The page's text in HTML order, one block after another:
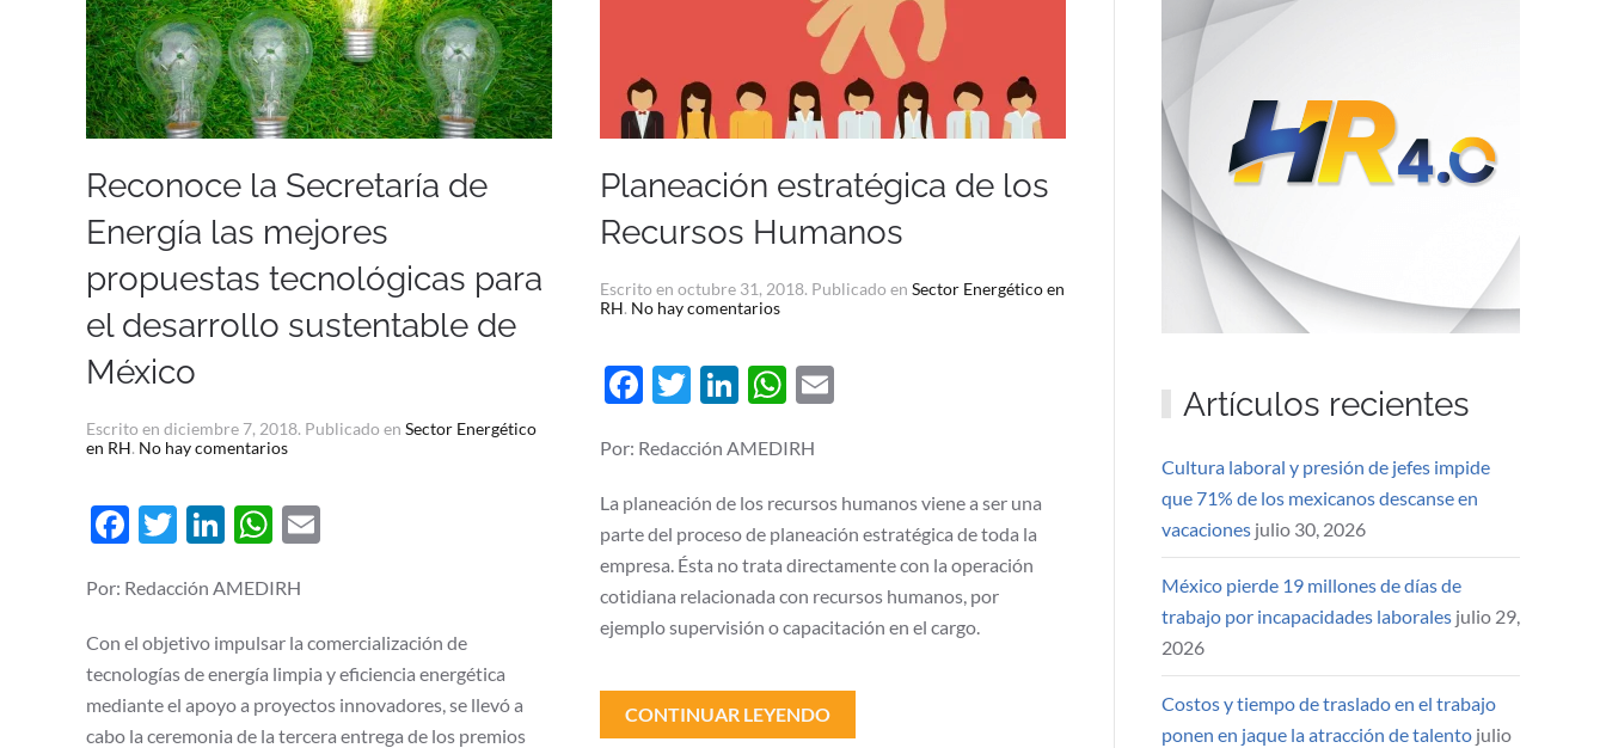
Reconoce la Secretaría de
Energía las mejores
propuestas tecnológicas para
el desarrollo sustentable de
México
Escrito en diciembre 7, 2018. Publicado en Sector Energético
en RH. No hay comentariosen
Secretaría
de
Energía
mejores
propuestas
para
el
desarrollo
sustentable
de
México
Facebook
Twitter
LinkedIn
WhatsApp
Por: Redacción AMEDIRH
Con el objetivo impulsar la comercialización de
tecnologías de energía limpia y eficiencia energética
mediante el apoyo a proyectos innovadores, se llevó a
cabo la ceremonia de la tercera entrega de los premios
Planeación estratégica de los
Recursos Humanos
Escrito en octubre 31, 2018. Publicado en Sector Energético en
RH. No hay comentariosen
de
los
Recursos
Facebook
Twitter
LinkedIn
WhatsApp
Por: Redacción AMEDIRH
La planeación de los recursos humanos viene a ser una
parte del proceso de planeación estratégica de toda la
empresa. Ésta no trata directamente con la operación
cotidiana relacionada con recursos humanos, por
ejemplo supervisión o capacitación en el cargo.
CONTINUAR LEYENDO
Artículos recientes
Cultura laboral y presión de jefes impide
que 71% de los mexicanos descanse en
vacaciones julio 30, 2026
México pierde 19 millones de días de
trabajo por incapacidades laborales julio 29,
2026
Costos y tiempo de traslado en el trabajo
ponen en jaque la atracción de talento julio